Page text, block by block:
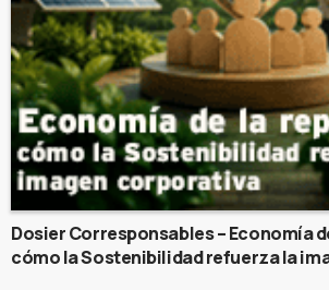
Dosier Corresponsables – Economía
cómo la Sostenibilidad refuerza la